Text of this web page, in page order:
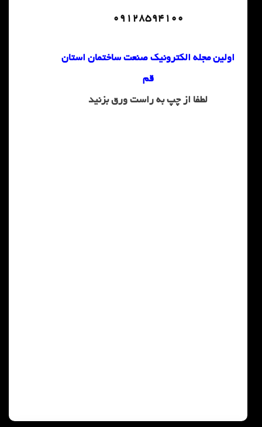
09128594100
اولین مجله الکترونیک صنعت ساختمان استان
قم
لطفا از چپ به راست ورق بزنید